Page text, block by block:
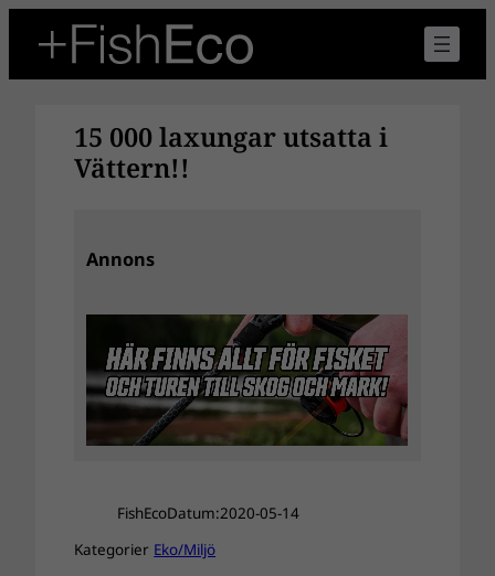
innehåll
15 000 laxungar utsatta i
Vättern!!
Annons
FishEcoDatum:2020-05-14
Kategorier Eko/Miljö